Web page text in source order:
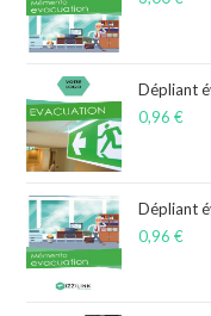
Dépliant
0,96€
Dépliant
0,96€